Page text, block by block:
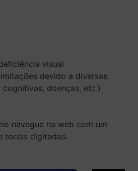
visual
devido a diversas
cognitivas, doenças, etc.)
navegue na web com um
teclas digitadas.